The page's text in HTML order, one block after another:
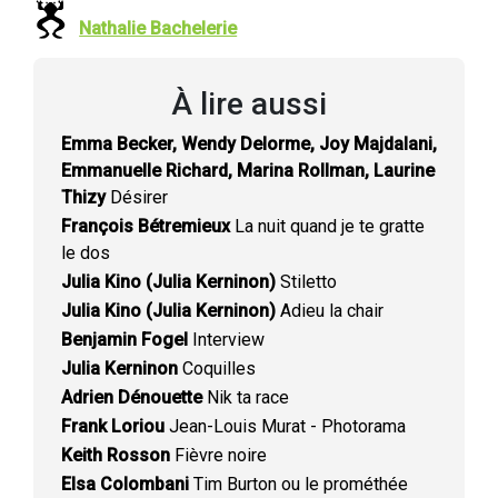
Nathalie Bachelerie
À lire aussi
Emma Becker, Wendy Delorme, Joy Majdalani,
Emmanuelle Richard, Marina Rollman, Laurine
ThizyDésirer
François BétremieuxLa nuit quand je te gratte
le dos
Julia Kino (Julia Kerninon) Stiletto
Julia Kino (Julia Kerninon) Adieu la chair
Benjamin Fogel Interview
Julia Kerninon Coquilles
Adrien DénouetteNik ta race
Frank Loriou Jean-Louis Murat - Photorama
Keith Rosson Fièvre noire
Elsa Colombani Tim Burton ou le prométhée